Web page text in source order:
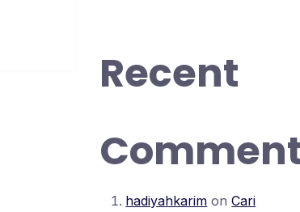
Recent
hadiyahkarim onCari